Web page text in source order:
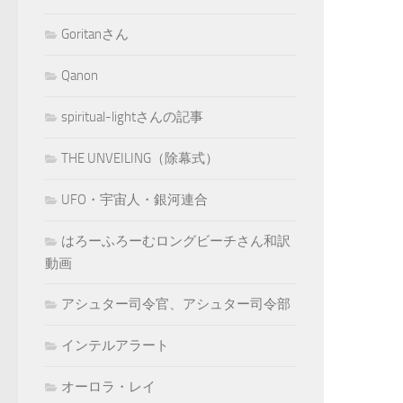
Goritanさん
Qanon
spiritual-lightさんの記事
THE UNVEILING（除幕式）
UFO・宇宙人・銀河連合
はろーふろーむロングビーチさん和訳
動画
アシュター司令官、アシュター司令部
インテルアラート
オーロラ・レイ